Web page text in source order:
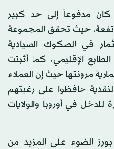
مدفوعاً إلى حد كبير
حيث تحقق المجموعة
في الصكوك السيادية
الإقليمي. كما أثبتت
مرونتها حيث إن العملاء
حافظوا على رغبتهم
للدخل في أوروبا والولايات
الضوء على المزيد من